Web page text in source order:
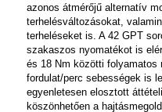
azonos átmérőjű alternatív
terhelésváltozásokat,
terheléseket is. A 42 GPT
szakaszos nyomatékot is
és 18 Nm közötti folyamatos
fordulat/perc sebességek is
egyenletesen elosztott
köszönhetően a